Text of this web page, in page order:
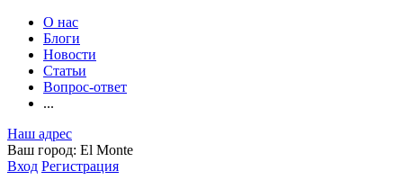
О нас
Блоги
Новости
Статьи
Вопрос-ответ
...
Наш адрес
Ваш город: El Monte
Вход Регистрация